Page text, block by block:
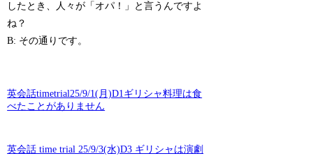
したとき、人々が「オパ！」と言うんですよ
ね？
B: その通りです。
英会話timetrial25/9/1(月)D1ギリシャ料理は食
べたことがありません
英会話 time trial 25/9/3(水)D3 ギリシャは演劇